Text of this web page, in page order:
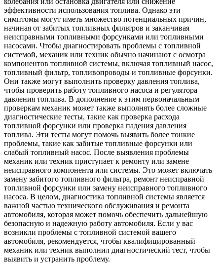
эффективности использования топлива. Однако эти
симптомы могут иметь множество потенциальных причин,
начиная от забитых топливных фильтров и заканчивая
неисправными топливными форсунками или топливными
насосами. Чтобы диагностировать проблемы с топливной
системой, механик или техник обычно начинают с осмотра
компонентов топливной системы, включая топливный насос,
топливный фильтр, топливопроводы и топливные форсунки.
Они также могут выполнить проверку давления топлива,
чтобы проверить работу топливного насоса и регулятора
давления топлива. В дополнение к этим первоначальным
проверкам механик может также выполнять более сложные
диагностические тесты, такие как проверка расхода
топливной форсунки или проверка падения давления
топлива. Эти тесты могут помочь выявить более тонкие
проблемы, такие как забитые топливные форсунки или
слабый топливный насос. После выявления проблемы
механик или техник приступает к ремонту или замене
неисправного компонента или системы. Это может включать
замену забитого топливного фильтра, ремонт неисправной
топливной форсунки или замену неисправного топливного
насоса. В целом, диагностика топливной системы является
важной частью технического обслуживания и ремонта
автомобиля, которая может помочь обеспечить дальнейшую
безопасную и надежную работу автомобиля. Если у вас
возникли проблемы с топливной системой вашего
автомобиля, рекомендуется, чтобы квалифицированный
механик или техник выполнил диагностический тест, чтобы
выявить и устранить проблему.